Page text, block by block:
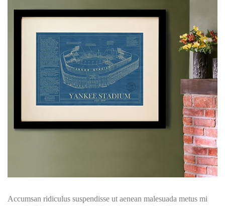
Accumsan ridiculus suspendisse ut aenean malesuada metus mi